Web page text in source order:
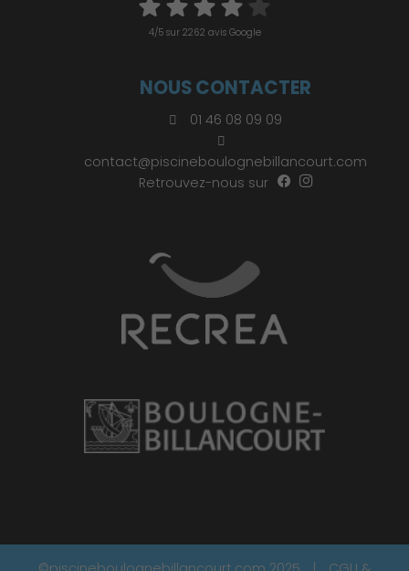
4/5 sur 2262 avis Google
NOUS CONTACTER
01 46 08 09 09
contact@piscineboulognebillancourt.com
Retrouvez-nous sur